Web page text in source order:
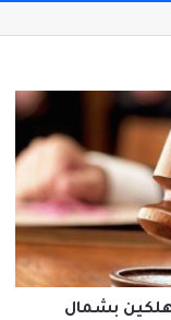
بشمال